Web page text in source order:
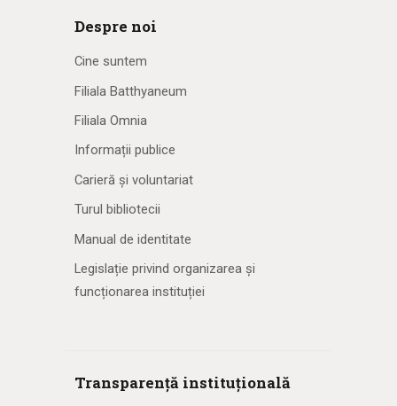
Despre noi
Cine suntem
Filiala Batthyaneum
Filiala Omnia
Informații publice
Carieră și voluntariat
Turul bibliotecii
Manual de identitate
Legislație privind organizarea și
funcționarea instituției
Transparență instituțională